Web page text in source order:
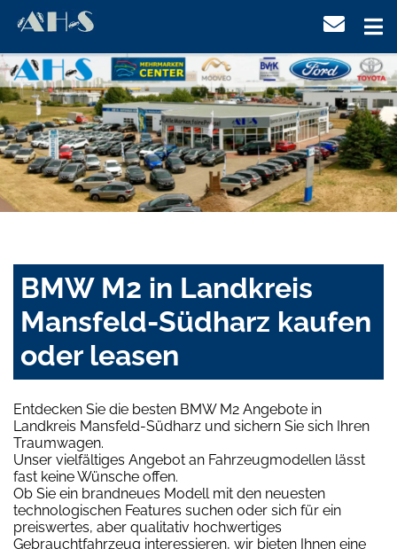
BMW M2 in Landkreis
Mansfeld-Südharz kaufen
oder leasen
Entdecken Sie die besten BMW M2 Angebote in
Landkreis Mansfeld-Südharz und sichern Sie sich Ihren
Traumwagen.
Unser vielfältiges Angebot an Fahrzeugmodellen lässt
fast keine Wünsche offen.
Ob Sie ein brandneues Modell mit den neuesten
technologischen Features suchen oder sich für ein
preiswertes, aber qualitativ hochwertiges
Gebrauchtfahrzeug interessieren, wir bieten Ihnen eine